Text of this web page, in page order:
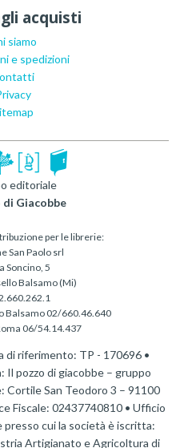
acquisti
siamo
e spedizioni
editoriale
di Giacobbe
per le librerie:
San Paolo srl
Soncino, 5
Balsamo (Mi)
Balsamo 02/660.46.640
06/54.14.437
di riferimento: TP - 170696 •
Il pozzo di giacobbe – gruppo
Cortile San Teodoro 3 – 91100
Fiscale: 02437740810 • Ufficio
cui la società è iscritta:
Artigianato e Agricoltura di